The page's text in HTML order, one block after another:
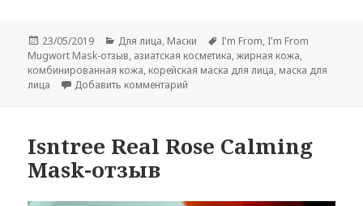
Опубликовано
23/05/2019 Рубрики
Для лица, Маски Метки
I'm From, I'm From
Mugwort Mask-отзыв, азиатская косметика,жирная кожа,
комбинированная кожа, корейская маска для лица, маска для
лица
Добавить комментарий
Isntree Real Rose Calming
Mask-отзыв